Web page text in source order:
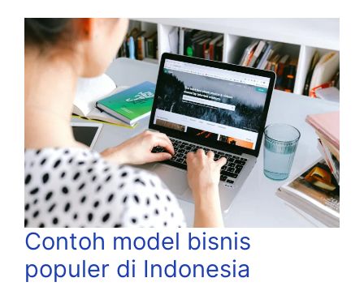
Contoh model bisnis
populer di Indonesia